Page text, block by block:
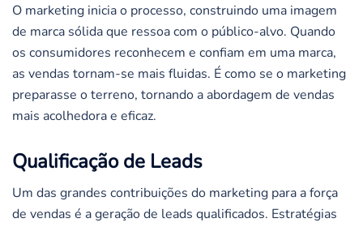
O marketing inicia o processo, construindo uma imagem
de marca sólida que ressoa com o público-alvo. Quando
os consumidores reconhecem e confiam em uma marca,
as vendas tornam-se mais fluidas. É como se o marketing
preparasse o terreno, tornando a abordagem de vendas
mais acolhedora e eficaz.
Qualificação de Leads
Um das grandes contribuições do marketing para a força
de vendas é a geração de leads qualificados. Estratégias